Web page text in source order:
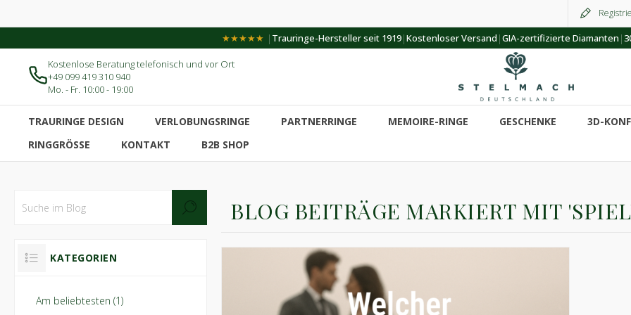
★★★★★ | Trauringe-Hersteller seit 1919|Kostenloser Versand |GIA-zertifizierte Diamanten |
Kostenlose Beratung telefonisch und vor Ort
+49 099 419 310 940
Mo. - Fr. 10:00 - 19:00
TRAURINGE DESIGN VERLOBUNGSRINGE PARTNERRINGE MEMOIRE-RINGE GESCHENKE 3D-
RINGGRÖSSE
KONTAKT B2B SHOP
BLOG BEITRÄGE MARKIERT MIT
KATEGORIEN
Am beliebtesten (1)